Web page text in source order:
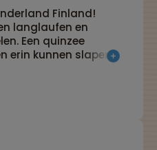
Finland!
langlaufen en
Een quinzee
erin kunnen slapen.
En dat alles op
in the middle of